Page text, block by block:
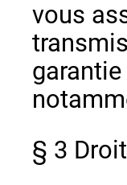
vous
§ 3